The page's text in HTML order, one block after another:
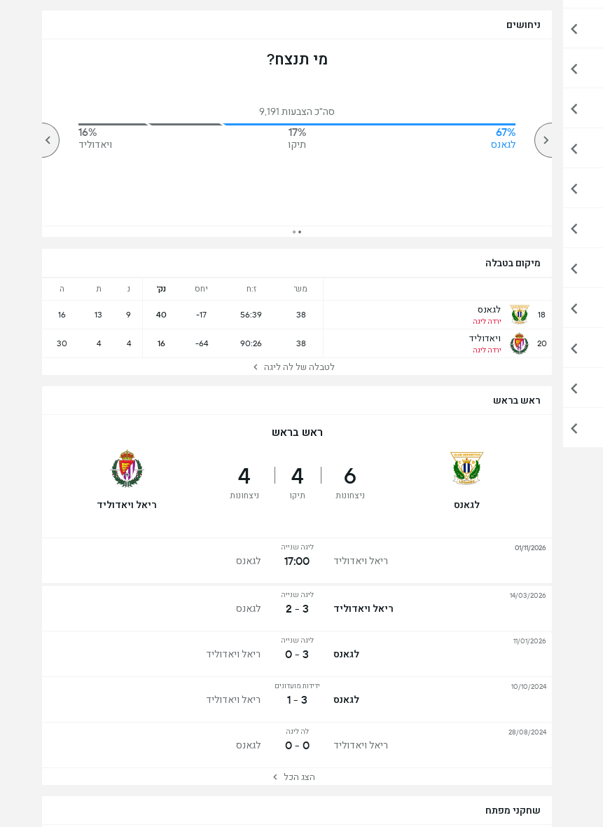
שחקני מפתח
מיקום בטבלה
מש' ז:ח יחס נק' נ ת ה
18 לגאנס
ירדה ליגה
38
56:39
-17
40
9
13
16
20 ויאדוליד
ירדה ליגה
38
90:26
-64
16
4
4
30
לטבלה של לה ליגה
ניחושים
מי תנצח?
סה"כ הצבעות 9,191
67%
לגאנס
17%
תיקו
16%
ויאדוליד
ראש בראש
ראש בראש
לגאנס
6
ניצחונות
4
תיקו
4
ניצחונות
ריאל ויאדוליד
ריאל ויאדוליד
ליגה שנייה
17:00 לגאנס
01/11/2026
ריאל ויאדוליד
ליגה שנייה
3 - 2 לגאנס
14/03/2026
לגאנס
ליגה שנייה
3 - 0 ריאל ויאדוליד
11/01/2026
לגאנס
ידידות מועדונים
3 - 1 ריאל ויאדוליד
10/10/2024
ריאל ויאדוליד
לה ליגה
0 - 0 לגאנס
28/08/2024
הצג הכל